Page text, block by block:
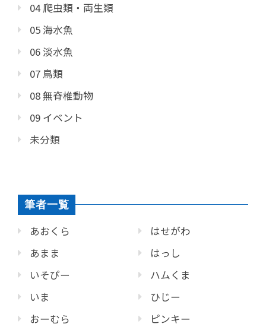
04 爬虫類・両生類
05 海水魚
06 淡水魚
07 鳥類
08 無脊椎動物
09 イベント
未分類
筆者一覧
あおくら
あまま
いそぴー
いま
おーむら
はせがわ
はっし
ハムくま
ひじー
ピンキー